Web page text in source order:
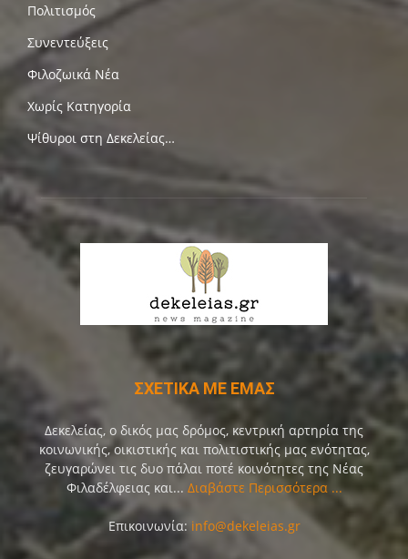
Πολιτισμός
Συνεντεύξεις
Φιλοζωικά Νέα
Χωρίς Κατηγορία
Ψίθυροι στη Δεκελείας…
ΣΧΕΤΙΚΑ ΜΕ ΕΜΑΣ
Δεκελείας, ο δικός μας δρόμος, κεντρική αρτηρία της
κοινωνικής, οικιστικής και πολιτιστικής μας ενότητας,
ζευγαρώνει τις δυο πάλαι ποτέ κοινότητες της Νέας
Φιλαδέλφειας και... Διαβάστε Περισσότερα ...
Επικοινωνία: info@dekeleias.gr